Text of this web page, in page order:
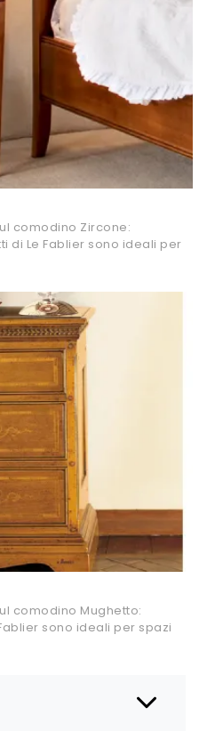
comodino Zircone:
di Le Fablier sono ideali per
comodino Mughetto:
sono ideali per spazi